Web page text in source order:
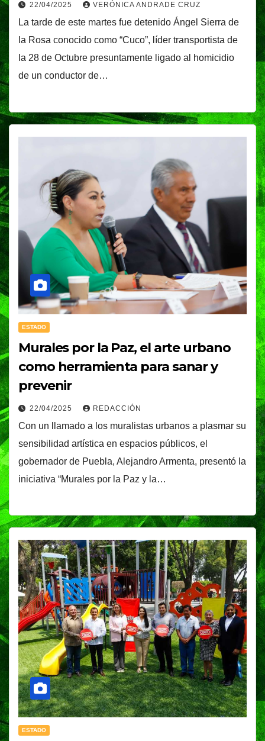
22/04/2025 VERÓNICA ANDRADE CRUZ
La tarde de este martes fue detenido Ángel Sierra de
la Rosa conocido como “Cuco”, líder transportista de
la 28 de Octubre presuntamente ligado al homicidio
de un conductor de…
ESTADO
Murales por la Paz, el arte urbano
como herramienta para sanar y
prevenir
22/04/2025 REDACCIÓN
Con un llamado a los muralistas urbanos a plasmar su
sensibilidad artística en espacios públicos, el
gobernador de Puebla, Alejandro Armenta, presentó la
iniciativa “Murales por la Paz y la…
ESTADO